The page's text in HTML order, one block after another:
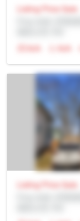
Listing Price Sale
N/A
N/A
Listing Price Sale